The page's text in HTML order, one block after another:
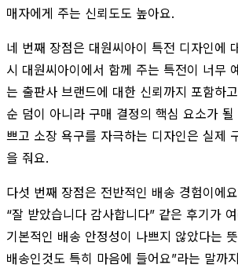
매자에게 주는 신뢰도도 높아요.
네 번째 장점은 대원씨아이 특전 디자인에
시 대원씨아이에서 함께 주는 특전이 너무
는 출판사 브랜드에 대한 신뢰까지 포함하
순 덤이 아니라 구매 결정의 핵심 요소가
쁘고 소장 욕구를 자극하는 디자인은 실제
을 줘요.
다섯 번째 장점은 전반적인 배송 경험이에
“잘 받았습니다 감사합니다” 같은 후기가
기본적인 배송 안정성이 나쁘지 않았다는
배송인것도 특히 마음에 들어요”라는 말까